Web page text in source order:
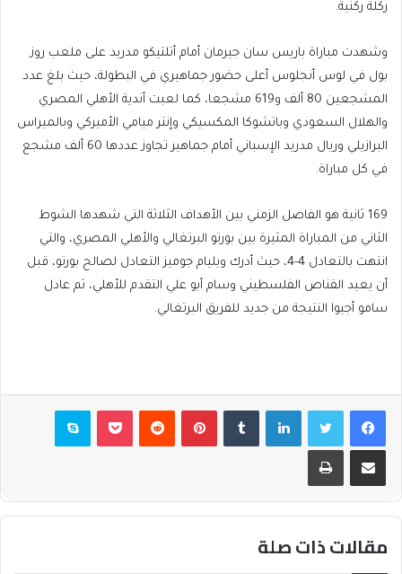
ركلة ركنية.
وشهدت مباراة باريس سان جيرمان أمام أتلتيكو مدريد على ملعب روز
بول في لوس أنجلوس أعلى حضور جماهيري في البطولة، حيث بلغ عدد
المشجعين 80 ألف و619 مشجعا، كما لعبت أندية الأهلي المصري
والهلال السعودي وباتشوكا المكسيكي وإنتر ميامي الأميركي وبالميراس
البرازيلي وريال مدريد الإسباني أمام جماهير تجاوز عددها 60 ألف مشجع
في كل مباراة.
169 ثانية هو الفاصل الزمني بين الأهداف الثلاثة التي شهدها الشوط
الثاني من المباراة المثيرة بين بورتو البرتغالي والأهلي المصري، والتي
انتهت بالتعادل 4-4، حيث أدرك ويليام جوميز التعادل لصالح بورتو، قبل
أن يعيد القناص الفلسطيني وسام أبو علي التقدم للأهلي، ثم عادل
سامو أجيوا النتيجة من جديد للفريق البرتغالي.
فيسبوكتويتر لينكدإن بينتيريست بوكيت سكايب
مشاركة عبر البريد طباعة
مقالات ذات صلة